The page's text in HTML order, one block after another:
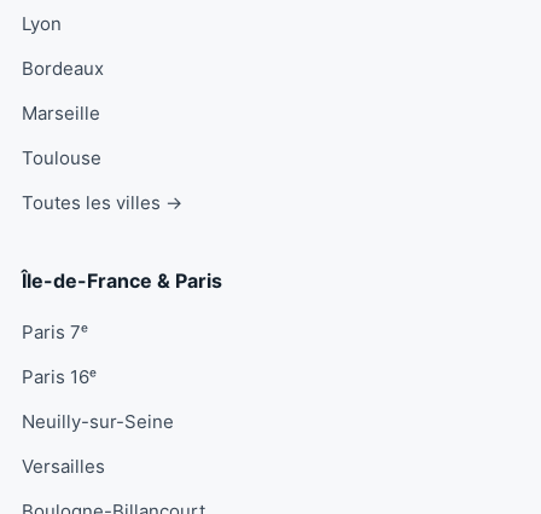
Lyon
Bordeaux
Marseille
Toulouse
Toutes les villes →
Île-de-France & Paris
Paris 7ᵉ
Paris 16ᵉ
Neuilly-sur-Seine
Versailles